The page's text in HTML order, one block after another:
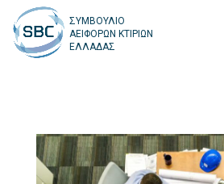
ΣΥΜΒΟΥΛΙΟ
ΑΕΙΦΟΡΩΝ ΚΤΙΡΙΩΝ
ΕΛΛΑΔΑΣ